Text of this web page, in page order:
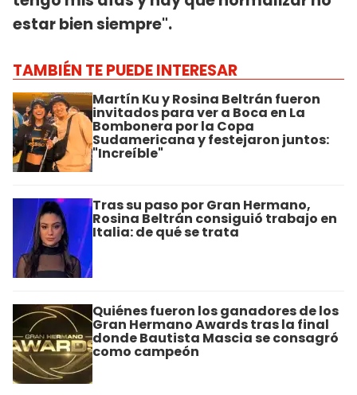
estar bien siempre".
TAMBIÉN TE PUEDE INTERESAR
Martín Ku y Rosina Beltrán fueron
invitados para ver a Boca en La
Bombonera por la Copa
Sudamericana y festejaron juntos:
"Increíble"
Tras su paso por Gran Hermano,
Rosina Beltrán consiguió trabajo en
Italia: de qué se trata
Quiénes fueron los ganadores de los
Gran Hermano Awards tras la final
donde Bautista Mascia se consagró
como campeón